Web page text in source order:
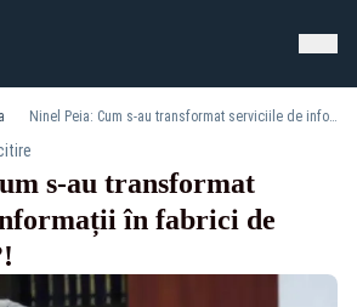
Ninel Peia: Cum s-au transformat serviciile de informații în fabrici de validat iluzii?!
s-au transformat
în fabrici de